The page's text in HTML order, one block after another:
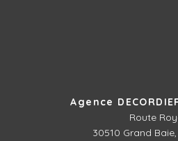
Agence
Route
30510 Grand